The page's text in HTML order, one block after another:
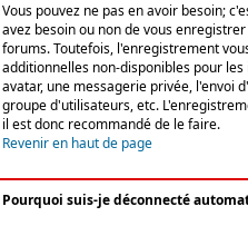
Vous pouvez ne pas en avoir besoin;
avez besoin ou non de vous
forums. Toutefois, l'enregistrement
additionnelles non-disponibles pour
avatar, une messagerie privée, l'envoi
groupe d'utilisateurs, etc.
il est donc recommandé de le faire.
Revenir en haut de page
Pourquoi suis-je déconnecté